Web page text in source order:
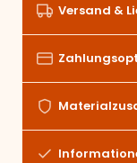
Versand &